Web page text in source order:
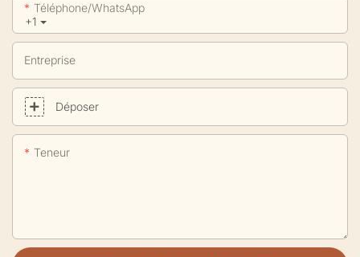
+1
Téléphone/WhatsApp
Entreprise
Déposer
Teneur